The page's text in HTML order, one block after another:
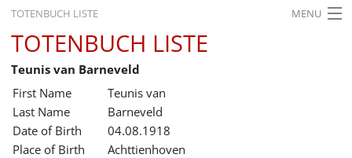
TOTENBUCH LISTE MENU
STARTSEITE
AUSSTELLUNGEN
GESCHICHTE
BILDUNG
TOTENBUCH LISTE
Teunis van Barneveld
First Name
Teunis van
Last Name
Barneveld
Date of Birth
04.08.1918
Place of Birth
Achttienhoven